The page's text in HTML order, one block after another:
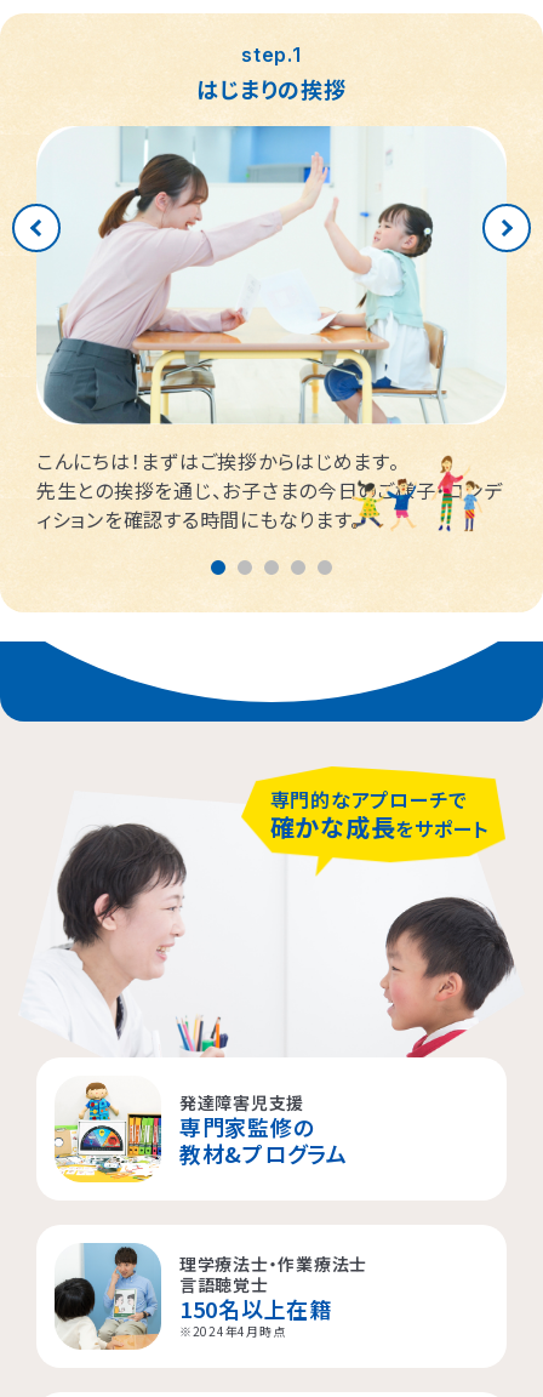
step.1
はじまりの挨拶
こんにちは！まずはご挨拶からはじめます。
先生との挨拶を通じ、お子さまの今日のご様子・コンデ
ィションを確認する時間にもなります。
専門的なアプローチで
確かな成長をサポート
発達障害児支援
専門家監修の
教材&プログラム
理学療法士・作業療法士
言語聴覚士
150名以上在籍
※2024年4月時点
川口市
さいたま市見沼区
さいたま市緑区
三郷市
新座市
戸田市
さいたま市南区
富士見市
所沢市
松戸市
八千代市
流山市
千葉市中央区
世田谷区
新宿区
日野市
目黒区
江戸川区
北区
千代田区
八王子市
杉並区
大田区
荒川区
横浜市戸塚区
相模原市中央区
川崎市中原区
厚木市
茅ケ崎市
藤沢市
横浜市鶴見区
相模原市緑区
川崎市多摩区
横浜市緑区
横浜市都筑区
横浜市旭区
横浜市青葉区
名古屋市千種区
名古屋市緑区
名古屋市瑞穂区
名古屋市中村区
堺市北区
高槻市
摂津市
大阪市平野区
堺市西区
大阪市此花区
堺市堺区
大阪市東淀川区
大阪市都島区
神戸市長田区
姫路市
神戸市中央区
仙台市青葉区
児童発達支援
LITALICOジュニア 仙台五橋教室
広島市南区
児童発達支援
LITALICOジュニア 広島皆実教室
福岡市早良区
福岡市西区
福岡市東区
春日市
太宰府市
福岡市中央区